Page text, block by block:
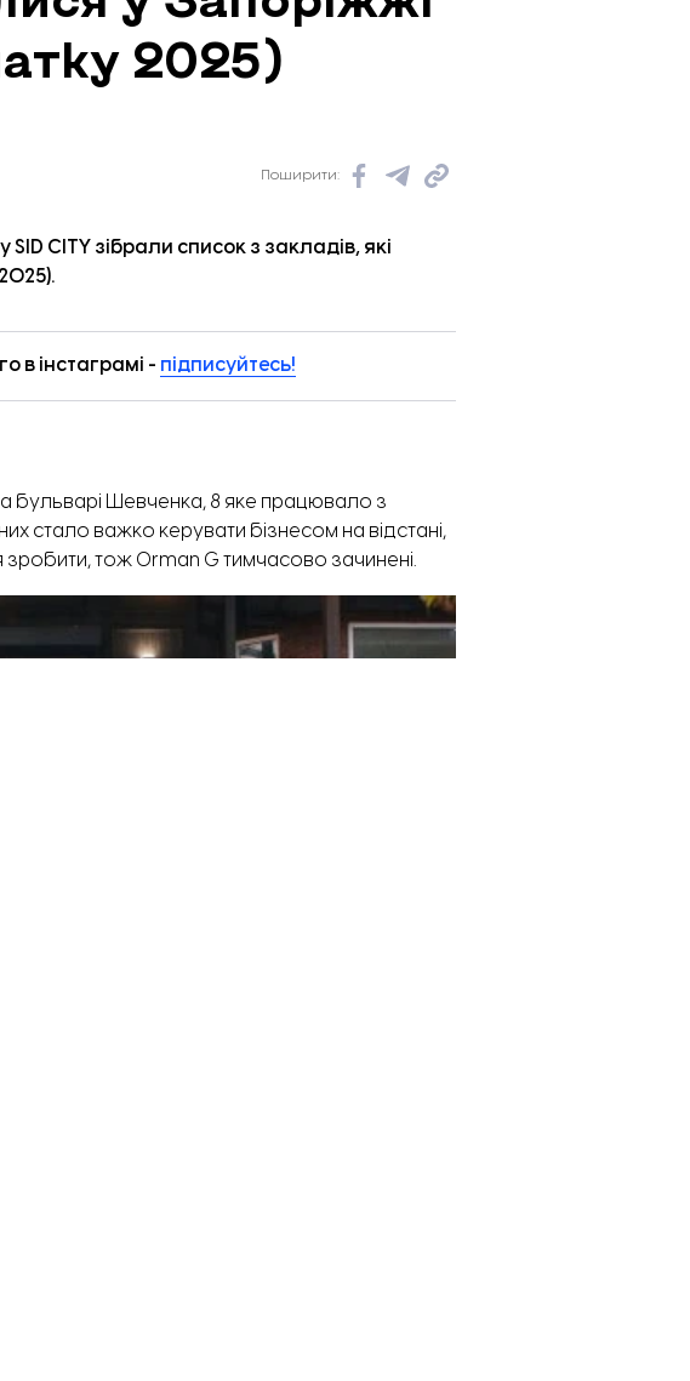
2025)
Поширити:
CITY зібрали список з закладів, які
в інстаграмі - підписуйтесь!
бульварі Шевченка, 8 яке працювало з
стало важко керувати бізнесом на відстані,
тож Orman G тимчасово зачинені.